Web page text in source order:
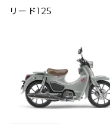
リード125